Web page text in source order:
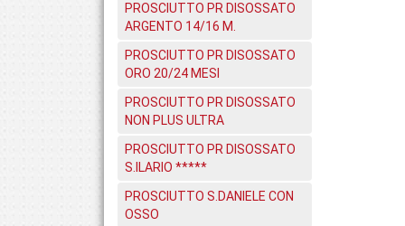
PROSCIUTTO PR DISOSSATO
ARGENTO 14/16 M.
PROSCIUTTO PR DISOSSATO
ORO 20/24 MESI
PROSCIUTTO PR DISOSSATO
NON PLUS ULTRA
PROSCIUTTO PR DISOSSATO
S.ILARIO *****
PROSCIUTTO S.DANIELE CON
OSSO